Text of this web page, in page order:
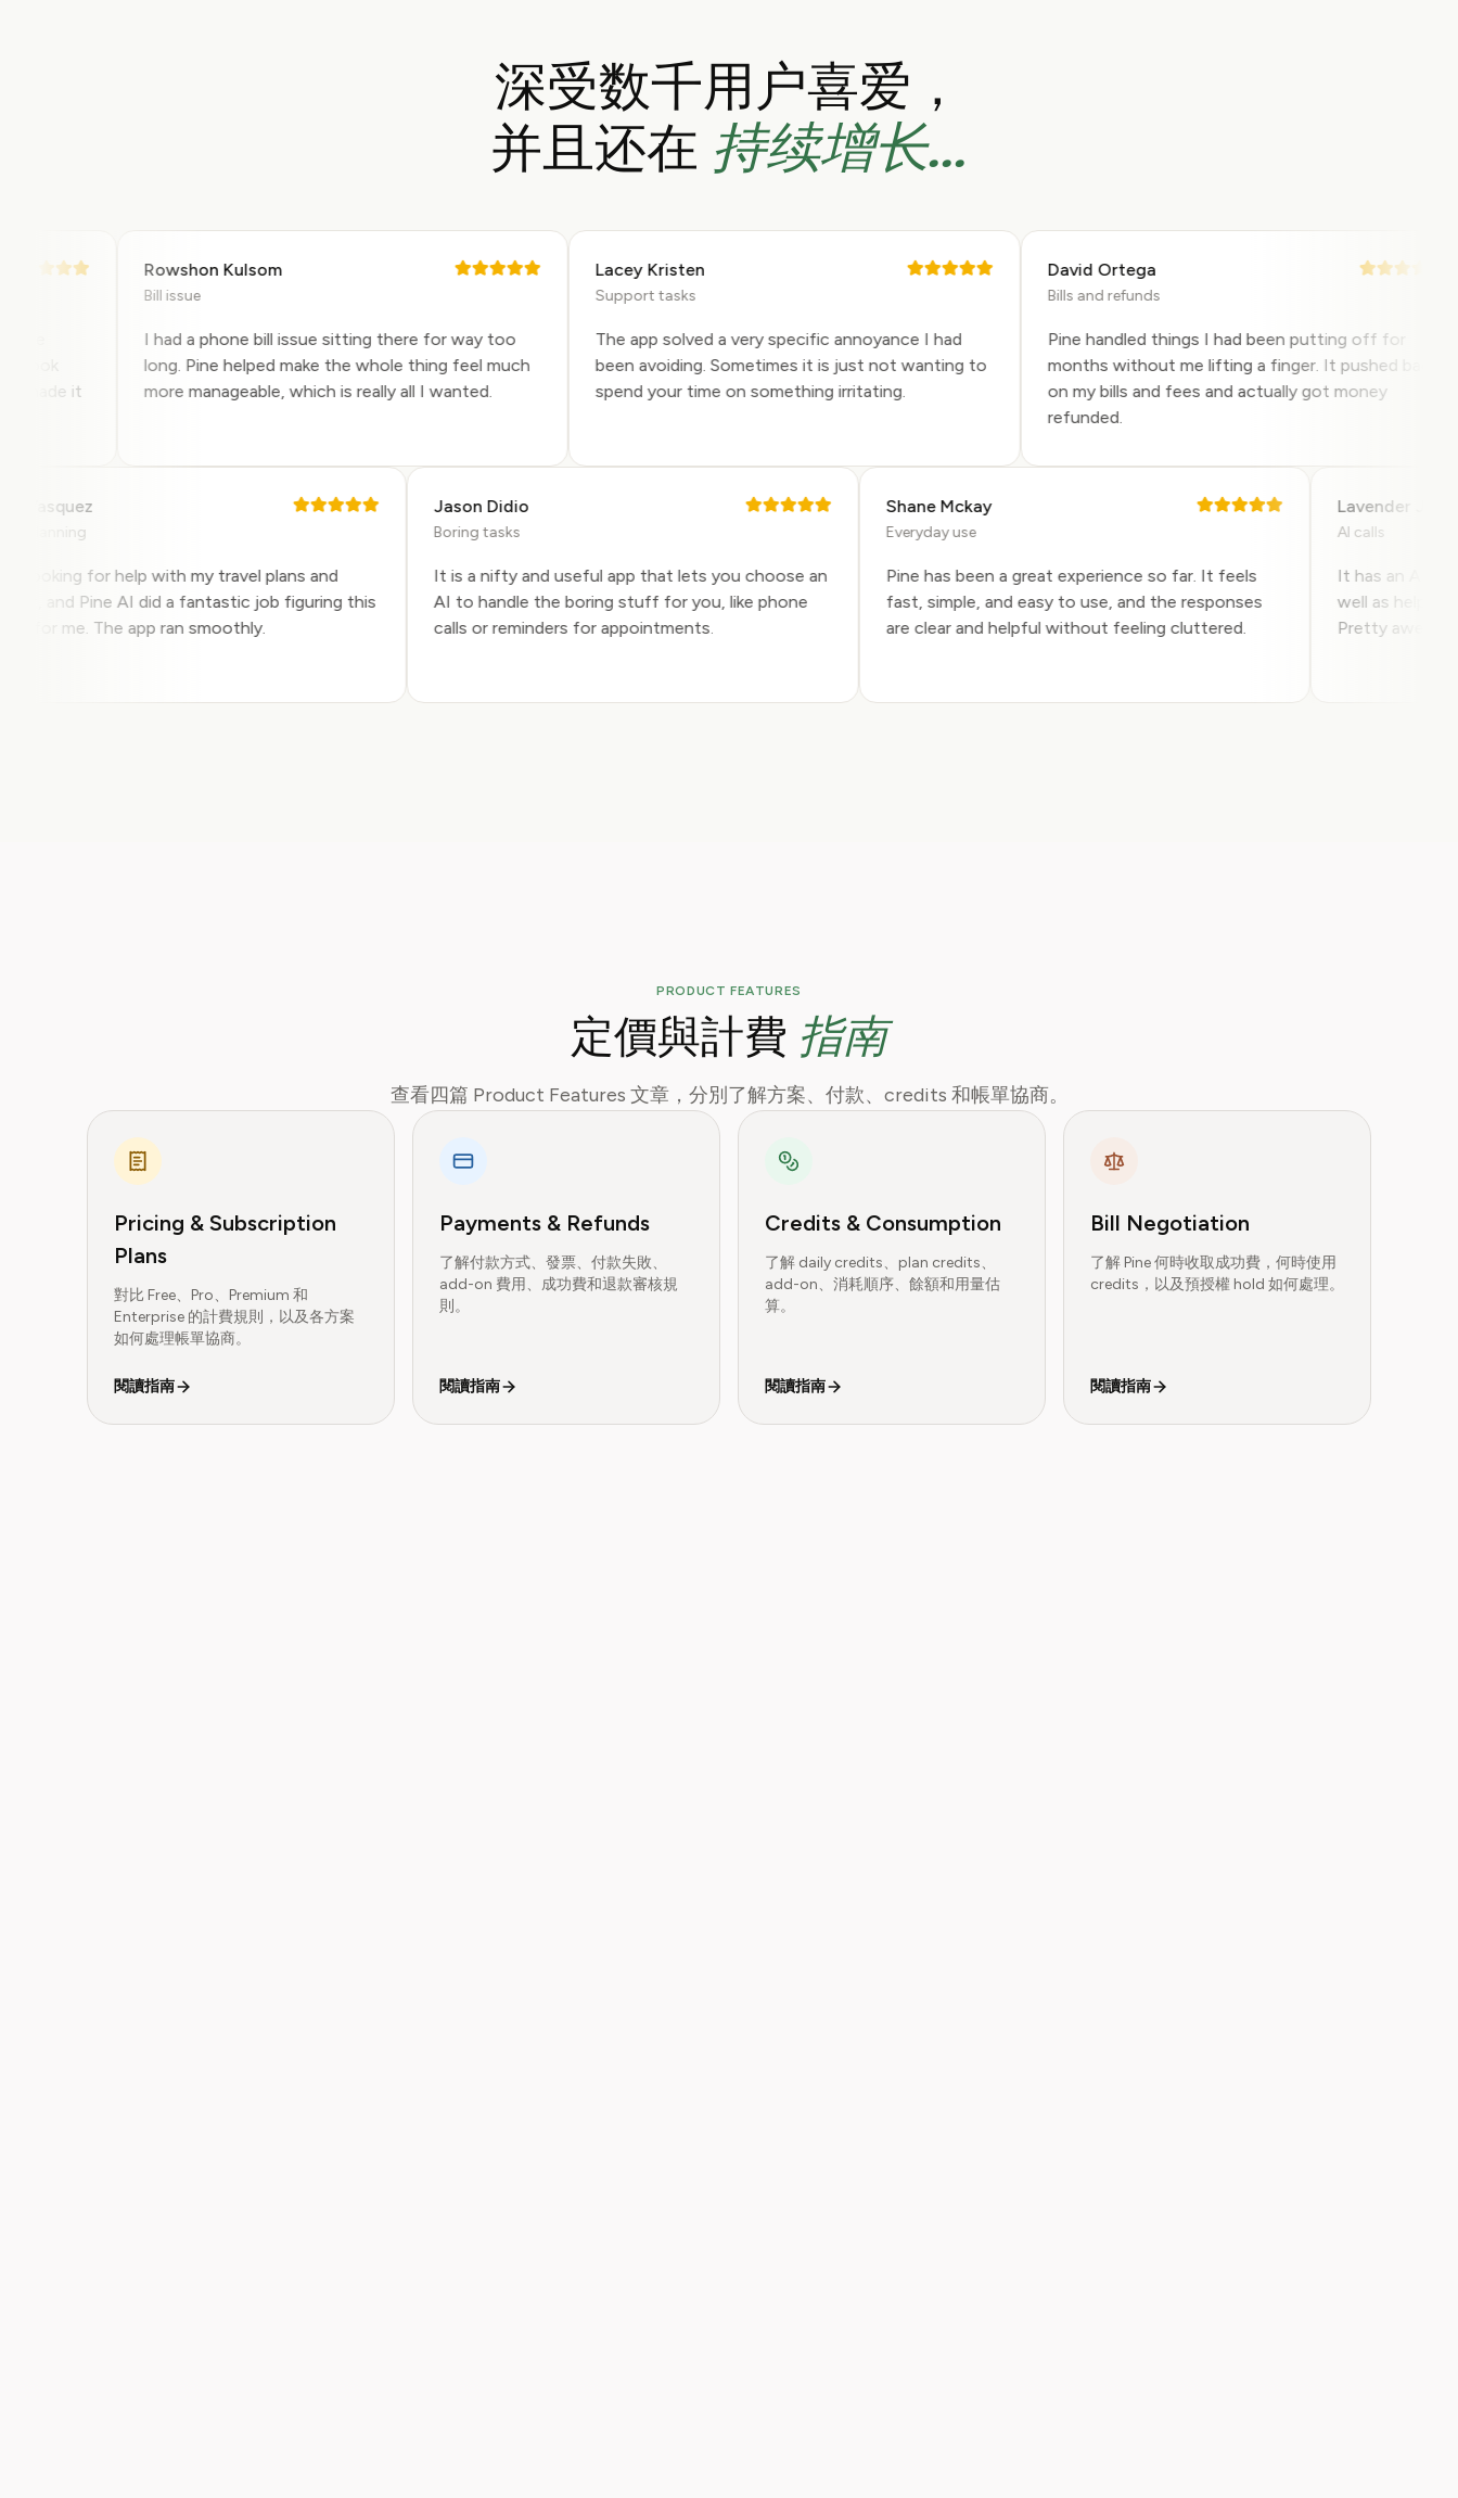
深受数千用户喜爱，
并且还在 持续增长...
it
Rowshon Kulsom
Bill issue
I had a phone bill issue sitting there for way too
long. Pine helped make the whole thing feel much
more manageable, which is really all I wanted.
Lacey Kristen
Support tasks
The app solved a very specific annoyance I had
been avoiding. Sometimes it is just not wanting to
spend your time on something irritating.
David Ortega
Bills and refunds
Pine handled things I had been putting off for
months without me lifting a finger. It pushed back
on my bills and fees and actually got money
refunded.
Rosa Vasquez
Travel planning
I was looking for help with my travel plans and
budget, and Pine AI did a fantastic job figuring this
all out for me. The app ran smoothly.
Jason Didio
Boring tasks
It is a nifty and useful app that lets you choose an
AI to handle the boring stuff for you, like phone
calls or reminders for appointments.
Shane Mckay
Everyday use
Pine has been a great experience so far. It feels
fast, simple, and easy to use, and the responses
are clear and helpful without feeling cluttered.
Lavender
AI calls
It has an AI
well as help
Pretty
PRODUCT FEATURES
定價與計費 指南
查看四篇 Product Features 文章，分別了解方案、付款、credits 和帳單協商。
Pricing & Subscription
Plans
對比 Free、Pro、Premium 和
Enterprise 的計費規則，以及各方案
如何處理帳單協商。
閱讀指南
Payments & Refunds
了解付款方式、發票、付款失敗、
add-on 費用、成功費和退款審核規
則。
閱讀指南
Credits & Consumption
了解 daily credits、plan credits、
add-on、消耗順序、餘額和用量估
算。
閱讀指南
Bill Negotiation
了解 Pine 何時收取成功費，何時使用
credits，以及預授權 hold 如何處理。
閱讀指南